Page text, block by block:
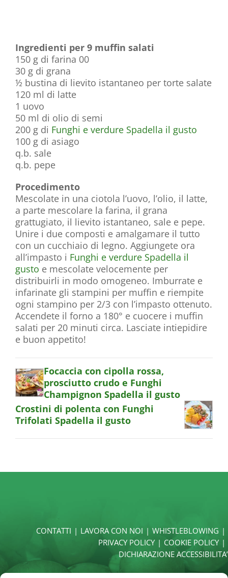
Ingredienti per 9 muffin salati
150 g di farina 00
30 g di grana
½ bustina di lievito istantaneo per torte salate
120 ml di latte
1 uovo
50 ml di olio di semi
200 g di Funghi e verdure Spadella il gusto
100 g di asiago
q.b. sale
q.b. pepe
Procedimento
Mescolate in una ciotola l’uovo, l’olio, il latte,
a parte mescolare la farina, il grana
grattugiato, il lievito istantaneo, sale e pepe.
Unire i due composti e amalgamare il tutto
con un cucchiaio di legno. Aggiungete ora
all’impasto i Funghi e verdure Spadella il
gusto e mescolate velocemente per
distribuirli in modo omogeneo. Imburrate e
infarinate gli stampini per muffin e riempite
ogni stampino per 2/3 con l’impasto ottenuto.
Accendete il forno a 180° e cuocere i muffin
salati per 20 minuti circa. Lasciate intiepidire
e buon appetito!
Focaccia con cipolla rossa,
prosciutto crudo e Funghi
Champignon Spadella il gusto
Crostini di polenta con Funghi
Trifolati Spadella il gusto
CONTATTI LAVORA CON NOI
WHISTLEBLOWING
PRIVACY POLICY
COOKIE POLICY
DICHIARAZIONE ACCESSIBILITA’